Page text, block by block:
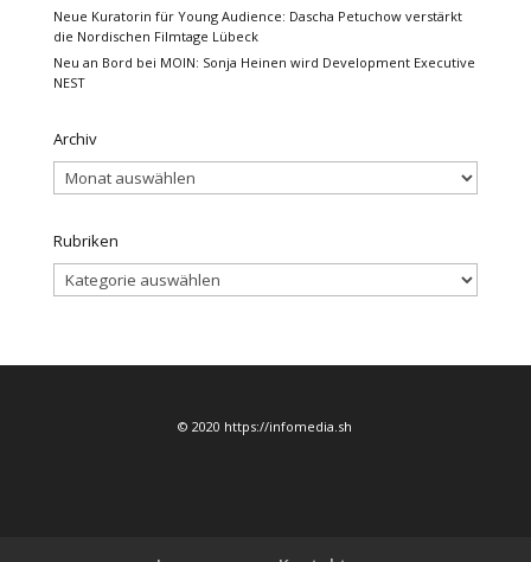
Neue Kuratorin für Young Audience: Dascha Petuchow verstärkt
die Nordischen Filmtage Lübeck
Neu an Bord bei MOIN: Sonja Heinen wird Development Executive
NEST
Archiv
Archiv
Rubriken
Rubriken
© 2020 https://infomedia.sh